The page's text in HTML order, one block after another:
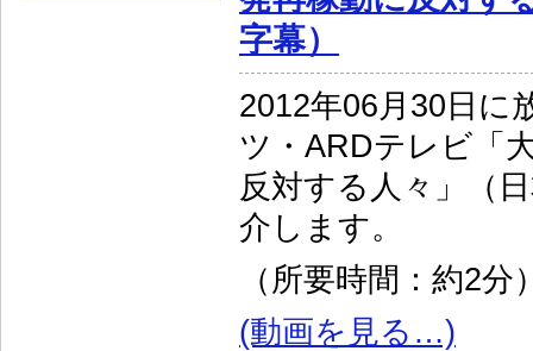
字幕）
2012年06月30日に
ツ・ARDテレビ「
反対する人々」（
介します。
（所要時間：約2分
(動画を見る…)